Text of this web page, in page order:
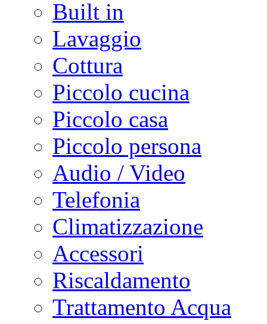
Built in
Lavaggio
Cottura
Piccolo cucina
Piccolo casa
Piccolo persona
Audio / Video
Telefonia
Climatizzazione
Accessori
Riscaldamento
Trattamento Acqua